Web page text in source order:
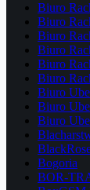
Biuro
Biuro
Biuro
Biuro
Biuro
Biuro
Biuro
Biuro
Biuro
Bogoria
BOR-